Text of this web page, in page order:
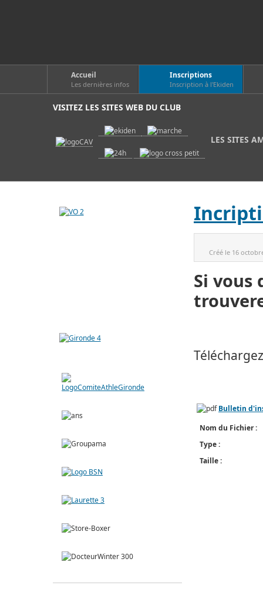
Accueil
Les dernières infos
Inscriptions
Inscription à l'Ekiden
VISITEZ LES SITES WEB DU CLUB
LES SITES
Créé le 16
Si vous
Bulletin
Nom du Fichier :
Type :
Taille :